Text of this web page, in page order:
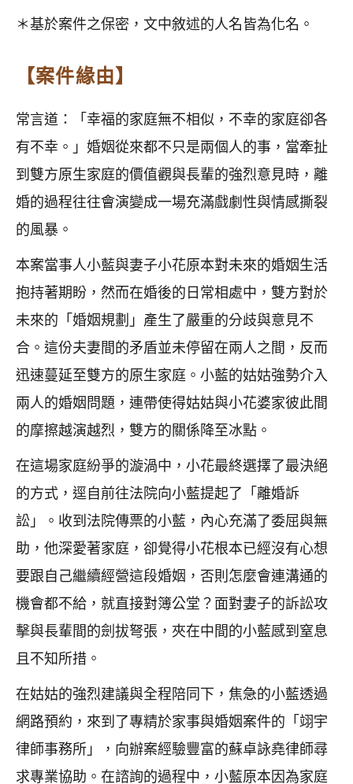
＊基於案件之保密，文中敘述的人名皆為化名。
【案件緣由】
常言道：「幸福的家庭無不相似，不幸的家庭卻各
有不幸。」婚姻從來都不只是兩個人的事，當牽扯
到雙方原生家庭的價值觀與長輩的強烈意見時，離
婚的過程往往會演變成一場充滿戲劇性與情感撕裂
的風暴。
本案當事人小藍與妻子小花原本對未來的婚姻生活
抱持著期盼，然而在婚後的日常相處中，雙方對於
未來的「婚姻規劃」產生了嚴重的分歧與意見不
合。這份夫妻間的矛盾並未停留在兩人之間，反而
迅速蔓延至雙方的原生家庭。小藍的姑姑強勢介入
兩人的婚姻問題，連帶使得姑姑與小花婆家彼此間
的摩擦越演越烈，雙方的關係降至冰點。
在這場家庭紛爭的漩渦中，小花最終選擇了最決絕
的方式，逕自前往法院向小藍提起了「離婚訴
訟」。收到法院傳票的小藍，內心充滿了委屈與無
助，他深愛著家庭，卻覺得小花根本已經沒有心想
要跟自己繼續經營這段婚姻，否則怎麼會連溝通的
機會都不給，就直接對簿公堂？面對妻子的訴訟攻
擊與長輩間的劍拔弩張，夾在中間的小藍感到窒息
且不知所措。
在姑姑的強烈建議與全程陪同下，焦急的小藍透過
網路預約，來到了專精於家事與婚姻案件的「翊宇
律師事務所」，向辦案經驗豐富的蘇卓詠堯律師尋
求專業協助。在諮詢的過程中，小藍原本因為家庭